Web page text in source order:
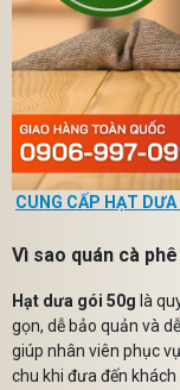
CUNG CẤP HẠT
Vì sao quán cà
Hạt dưa gói 50g là
gọn, dễ bảo quản và
giúp nhân viên phục
chu khi đưa đến